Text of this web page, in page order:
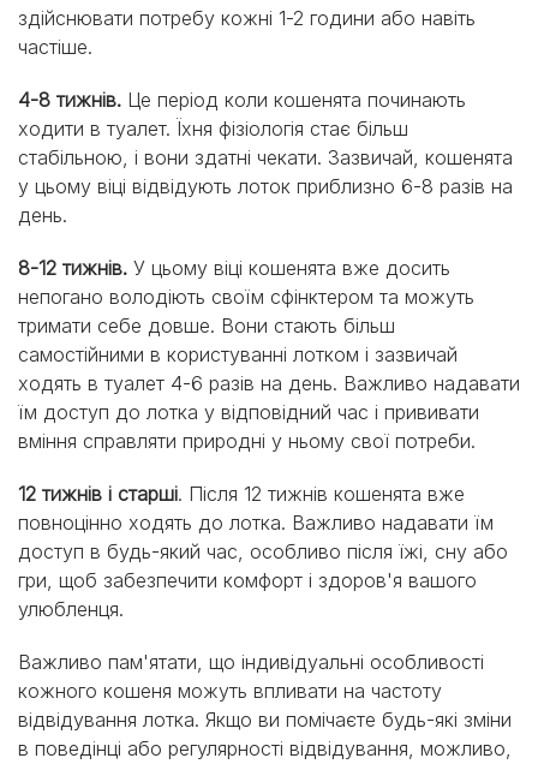
здійснювати потребу кожні 1-2 години або навіть
частіше.
4-8 тижнів. Це період коли кошенята починають
ходити в туалет. Їхня фізіологія стає більш
стабільною, і вони здатні чекати. Зазвичай, кошенята
у цьому віці відвідують лоток приблизно 6-8 разів на
день.
8-12 тижнів. У цьому віці кошенята вже досить
непогано володіють своїм сфінктером та можуть
тримати себе довше. Вони стають більш
самостійними в користуванні лотком і зазвичай
ходять в туалет 4-6 разів на день. Важливо надавати
їм доступ до лотка у відповідний час і прививати
вміння справляти природні у ньому свої потреби.
12 тижнів і старші. Після 12 тижнів кошенята вже
повноцінно ходять до лотка. Важливо надавати їм
доступ в будь-який час, особливо після їжі, сну або
гри, щоб забезпечити комфорт і здоров'я вашого
улюбленця.
Важливо пам'ятати, що індивідуальні особливості
кожного кошеня можуть впливати на частоту
відвідування лотка. Якщо ви помічаєте будь-які зміни
в поведінці або регулярності відвідування, можливо,